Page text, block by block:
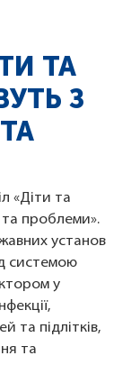
ТА
З
«Діти та
та проблеми».
установ
системою
у
та підлітків,
та